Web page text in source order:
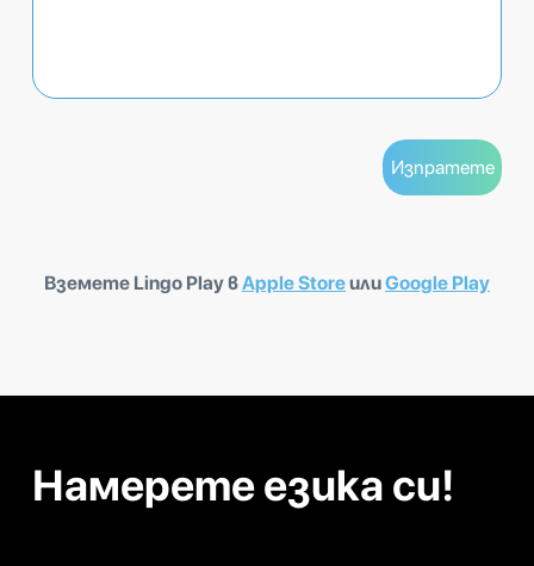
Вземете Lingo Play вApple StoreилиGoogle Play
Намерете езика си!